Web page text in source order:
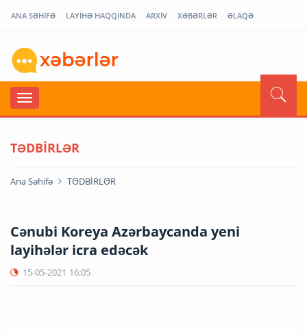
ANA SƏHİFƏ LAYİHƏ HAQQINDA ARXİV XƏBƏRLƏR ƏLAQƏ
TƏDBİRLƏR
Ana Səhifə TƏDBİRLƏR
Cənubi Koreya Azərbaycanda yeni
layihələr icra edəcək
15-05-2021 16:05